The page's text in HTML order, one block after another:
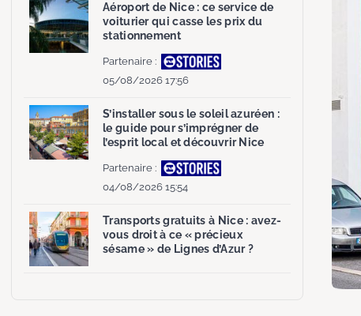
Aéroport de Nice : ce service de
voiturier qui casse les prix du
stationnement
Partenaire :
05/08/2026 17:56
S’installer sous le soleil azuréen :
le guide pour s’imprégner de
l’esprit local et découvrir Nice
Partenaire :
04/08/2026 15:54
Transports gratuits à Nice : avez-
vous droit à ce « précieux
sésame » de Lignes d’Azur ?